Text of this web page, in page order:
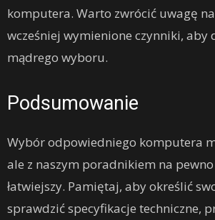
komputera. Warto zwrócić uwagę
wcześniej wymienione czynniki, aby
mądrego wyboru.
Podsumowanie
Wybór odpowiedniego komputera
ale z naszym poradnikiem na
łatwiejszy. Pamiętaj, aby określić
sprawdzić specyfikacje techniczne,